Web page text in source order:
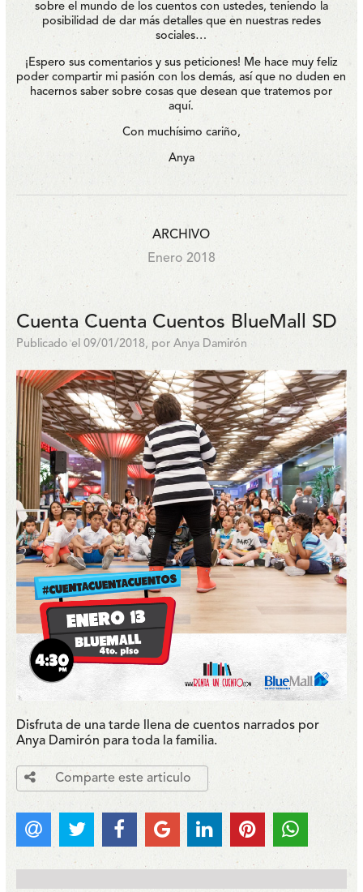
sobre el mundo de los cuentos con ustedes, teniendo la
posibilidad de dar más detalles que en nuestras redes
sociales…
¡Espero sus comentarios y sus peticiones! Me hace muy feliz
poder compartir mi pasión con los demás, así que no duden en
hacernos saber sobre cosas que desean que tratemos por
aquí.
Con muchísimo cariño,
Anya
ARCHIVO
Enero 2018
Cuenta Cuenta Cuentos BlueMall SD
Publicado el 09/01/2018, por Anya Damirón
Disfruta de una tarde llena de cuentos narrados por
Anya Damirón para toda la familia.
Comparte este articulo